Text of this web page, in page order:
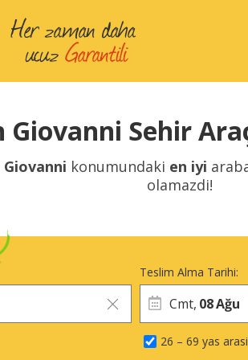
Giovanni Sehir
konumundaki en iyi
olamazdi!
Teslim Alma Tarihi:
Cmt, 08Ağu
26 – 69 yas